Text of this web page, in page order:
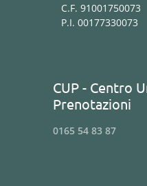
C.F. 91001750073
P.I. 00177330073
CUP - Centro
Prenotazioni
0165 54 83 87